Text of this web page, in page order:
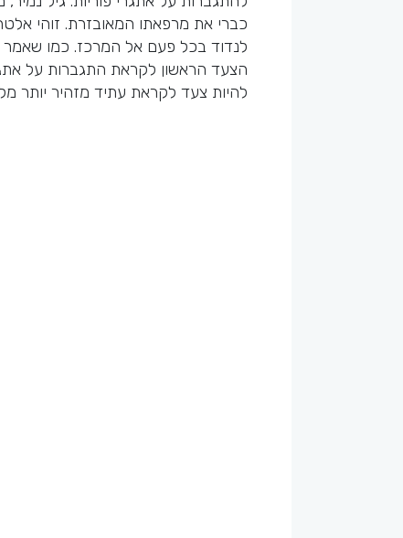
כברי את מרפאתו המאובזרת. זוהי
לנדוד בכל פעם אל המרכז. כמו
הצעד הראשון לקראת התגברות על
להיות צעד לקראת עתיד מזהיר יותר